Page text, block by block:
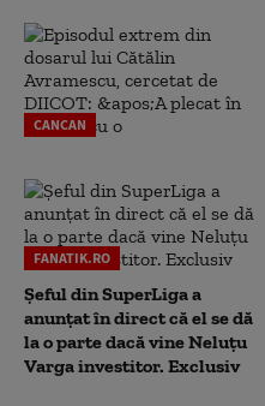
CANCAN
FANATIK.RO
Șeful din SuperLiga a
anunțat în direct că el se dă
la o parte dacă vine Neluțu
Varga investitor. Exclusiv